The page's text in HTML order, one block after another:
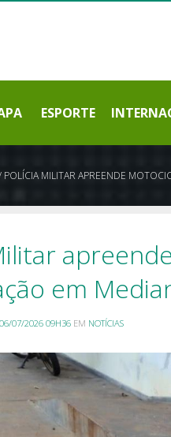
ESPORTE
POLÍCIA MILITAR APREENDE
em
06/07/2026 09H36 EM NOTÍCIAS